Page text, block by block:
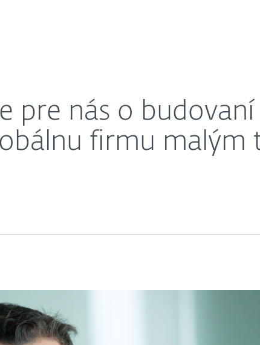
pre nás o budovaní
firmu malým